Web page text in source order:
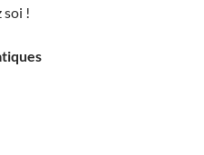
soi !